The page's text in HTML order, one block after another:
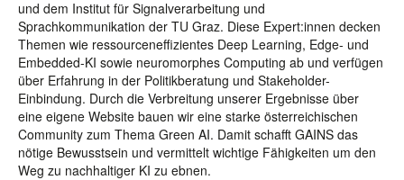
und dem Institut für Signalverarbeitung und
Sprachkommunikation der TU Graz. Diese Expert:innen decken
Themen wie ressourceneffizientes Deep Learning, Edge- und
Embedded-KI sowie neuromorphes Computing ab und verfügen
über Erfahrung in der Politikberatung und Stakeholder-
Einbindung. Durch die Verbreitung unserer Ergebnisse über
eine eigene Website bauen wir eine starke österreichischen
Community zum Thema Green AI. Damit schafft GAINS das
nötige Bewusstsein und vermittelt wichtige Fähigkeiten um den
Weg zu nachhaltiger KI zu ebnen.